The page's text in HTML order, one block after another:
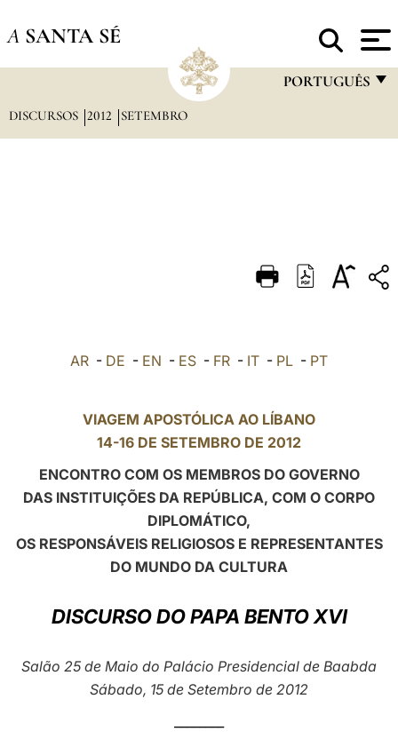
A SANTA SÉ
PORTUGUÊS
DEUTSCH
العربيّة
LATINE
DISCURSOS 2012 SETEMBRO
AR - DE - EN - ES - FR - IT - PL - PT
VIAGEM APOSTÓLICA AO LÍBANO
14-16 DE SETEMBRO DE 2012
ENCONTRO COM OS MEMBROS DO GOVERNO
DAS INSTITUIÇÕES DA REPÚBLICA, COM O CORPO
DIPLOMÁTICO,
OS RESPONSÁVEIS RELIGIOSOS E REPRESENTANTES
DO MUNDO DA CULTURA
DISCURSO DO PAPA BENTO XVI
Salão 25 de Maio do Palácio Presidencial de Baabda
Sábado, 15 de Setembro de 2012